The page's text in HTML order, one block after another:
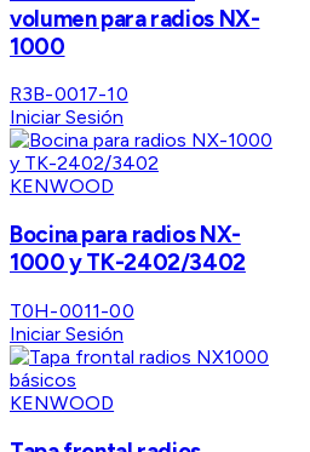
volumen para radios NX-
1000
R3B-0017-10
Iniciar Sesión
KENWOOD
Bocina para radios NX-
1000 y TK-2402/3402
T0H-0011-00
Iniciar Sesión
KENWOOD